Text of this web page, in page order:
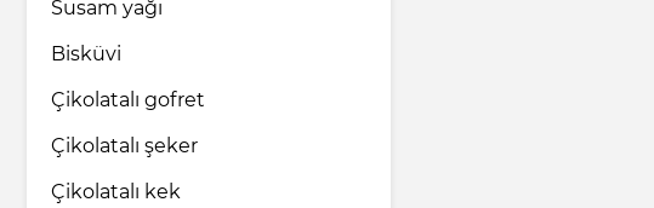
Susam yağı
Bisküvi
Çikolatalı gofret
Çikolatalı şeker
Çikolatalı kek